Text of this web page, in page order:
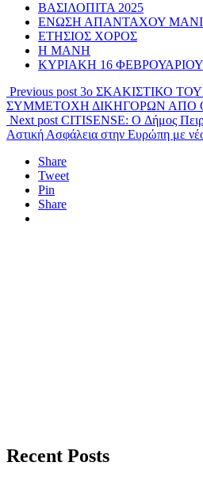
ΒΑΣΙΛΟΠΙΤΑ 2025
ΕΝΩΣΗ ΑΠΑΝΤΑΧΟΥ
ΕΤΗΣΙΟΣ ΧΟΡΟΣ
Η ΜΑΝΗ
ΚΥΡΙΑΚΗ 16 ΦΕΒΡΟΥΑΡΙΟΥ
Previous post 3ο ΣΚΑΚΙΣΤΙΚΟ
ΣΥΜΜΕΤΟΧΗ ΔΙΚΗΓΟΡΩΝ ΑΠΟ
Next post CITISENSE: O Δήμος
Αστική Ασφάλεια στην Ευρώπη με
Share
Tweet
Pin
Share
Recent Posts